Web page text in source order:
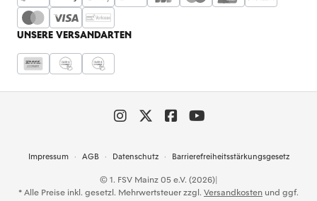
UNSERE VERSANDARTEN
Impressum AGB Datenschutz Barrierefreiheitsstärkungsgesetz
© 1. FSV Mainz 05 e.V. (2026)|
* Alle Preise inkl. gesetzl. Mehrwertsteuer zzgl. Versandkosten und ggf.